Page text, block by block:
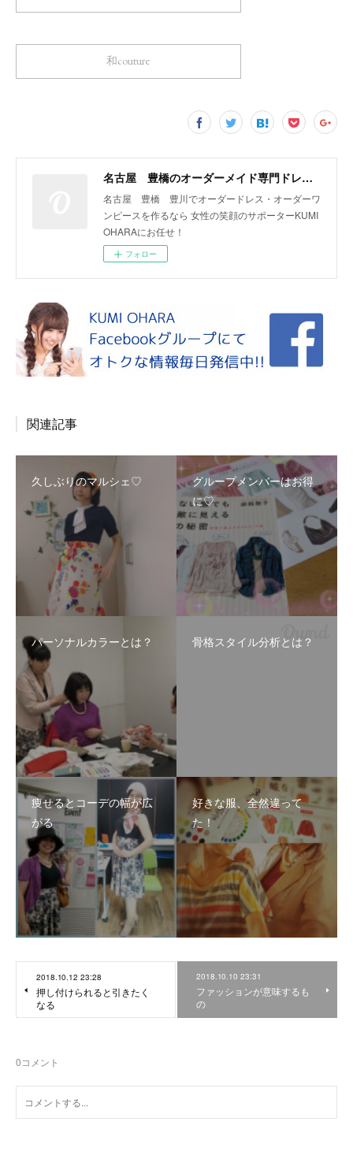
和couture
名古屋 豊橋のオーダーメイド専門ドレスデザイナー KUMI OHARA
名古屋 豊橋 豊川でオーダードレス・オーダーワ
ンピースを作るなら 女性の笑顔のサポーターKUMI
OHARAにお任せ！
フォロー
関連記事
久しぶりのマルシェ♡
グループメンバーはお得
に♡
パーソナルカラーとは？ 骨格スタイル分析とは？
痩せるとコーデの幅が広
がる
好きな服、全然違って
た！
2018.10.12 23:28
押し付けられると引きたく
なる
2018.10.10 23:31
ファッションが意味するも
の
0コメント